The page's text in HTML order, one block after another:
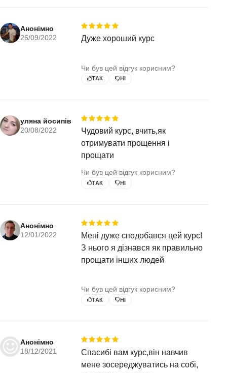
Анонімно
26/09/2022
Дуже хороший курс
Чи був цей відгук корисним?
ТАК НІ
уляна йосипів
20/08/2022
Чудовий курс, вчить,як
отримувати прощення і
прощати
Чи був цей відгук корисним?
ТАК НІ
Анонімно
12/01/2022
Мені дуже сподобався цей курс!
З нього я дізнався як правильно
прощати інших людей
Чи був цей відгук корисним?
ТАК НІ
Анонімно
18/12/2021
Спасибі вам курс,він навчив
мене зосереджуватись на собі,